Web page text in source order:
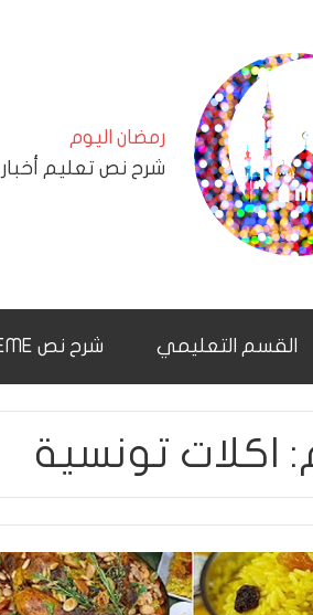
رمضان اليوم
شرح نص تعليم أخبار
القسم التعليمي شرح نص CHAR7NAS 7EME
اكلات تونسية